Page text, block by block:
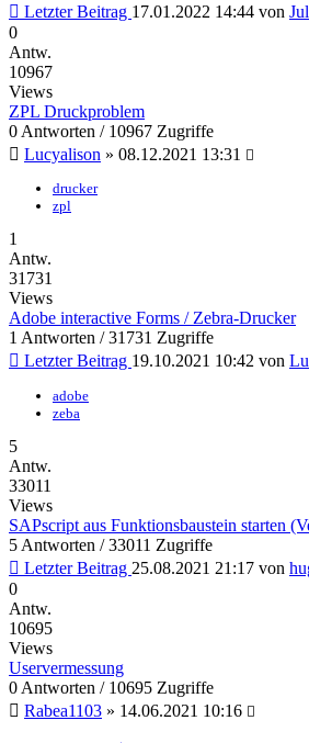
Letzter Beitrag 17.01.2022 14:44 von
0
Antw.
10967
Views
ZPL Druckproblem
0 Antworten / 10967 Zugriffe
Lucyalison » 08.12.2021 13:31
drucker
zpl
1
Antw.
31731
Views
Adobe interactive Forms / Zebra-Drucker
1 Antworten / 31731 Zugriffe
Letzter Beitrag 19.10.2021 10:42 von
adobe
zeba
5
Antw.
33011
Views
SAPscript aus Funktionsbaustein starten
5 Antworten / 33011 Zugriffe
Letzter Beitrag 25.08.2021 21:17 von
0
Antw.
10695
Views
Uservermessung
0 Antworten / 10695 Zugriffe
Rabea1103 » 14.06.2021 10:16